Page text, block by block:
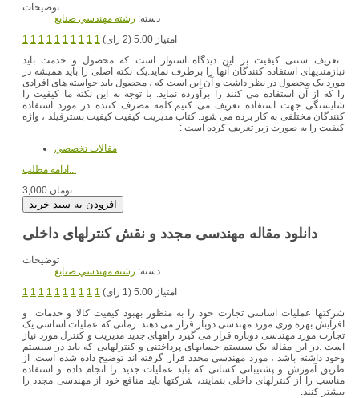
توضیحات
دسته: رشته مهندسي صنايع
1 1 1 1 1 1 1 1 1 1
امتیاز 5.00 (2 رای)
تعریف سنتی کیفیت بر این دیدگاه استوار است که محصول و خدمت باید
نیازمندیهای استفاده کنندگان آنها را برطرف نماید.یک نکته اصلی را باید همیشه در
مورد یک محصول در نظر داشت و آن این است که ، محصول باید خواسته های افرادی
را که از آن استفاده می کنند را برآورده نماید. با توجه به این نکته ما کیفیت را
شایستگی جهت استفاده تعریف می کنیم.کلمه مصرف کننده در مورد استفاده
کنندگان مختلفی به کار برده می شود. کتاب مدیریت کیفیت کیفیت بسترفیلد ، واژه
کیفیت را به صورت زیر تعریف کرده است :
مقالات تخصصي
ادامه مطلب...
3,000 تومان
توضیحات
دسته: رشته مهندسي صنايع
1 1 1 1 1 1 1 1 1 1
امتیاز 5.00 (1 رای)
شرکتها عملیات اساسی تجارت خود را به منظور بهبود کیفیت کالا و خدمات و
افزایش بهره وری مورد مهندسی دوبار قرار می دهند. زمانی که عملیات اساسی یک
تجارت مورد مهندسی دوباره قرار می گیرد راههای جدید مدیریت و کنترل مورد نیاز
است .در این مقاله یک سیستم حسابهای پرداختنی و کنترلهایی که باید در سیستم
وجود داشته باشد ، مورد مهندسی مجدد قرار گرفته اند توضیح داده شده است. از
طریق آموزش و پشتیبانی کسانی که باید عملیات جدید را انجام داده و استفاده
مناسب را از کنترلهای داخلی بنمایند، شرکتها باید منافع خود از مهندسی مجدد را
بیشتر کنند.